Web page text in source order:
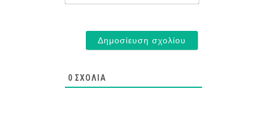
0 ΣΧΌΛΙΑ